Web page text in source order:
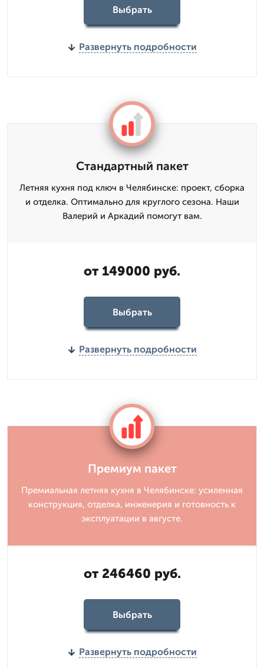
Выбрать
Развернуть подробности
Стандартный пакет
Летняя кухня под ключ в Челябинске: проект, сборка
и отделка. Оптимально для круглого сезона. Наши
Валерий и Аркадий помогут вам.
от 149000 руб.
Выбрать
Развернуть подробности
Премиум пакет
Премиальная летняя кухня в Челябинске: усиленная
конструкция, отделка, инженерия и готовность к
эксплуатации в августе.
от 246460 руб.
Выбрать
Развернуть подробности